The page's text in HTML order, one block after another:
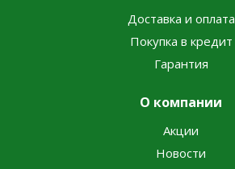
Доставка и оплата
Покупка в кредит
Гарантия
О компании
Акции
Новости